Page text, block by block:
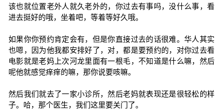
该也就位置老外人就久老外的，你过去有事吗，没什么事，看
进去挺好的哦，坐着吧，等着等好久哦。
如果你你预约肯定会有，但是你直接过去的话很难。华人其实
也嗯，因为他我都安排好了，对，都是要预约的，对你过去看
电影就是老妈上次河龙里面有一根毛，不知道是什么嘛，然后
呢他就感觉痒痒的嘛，那你说要咳嘛。
然后我们就去了一家小诊所，然后老妈就表现还是很轻松的样
子。哈，那个医生，我们这里要关门了。